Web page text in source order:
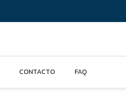
CONTACTO FAQ